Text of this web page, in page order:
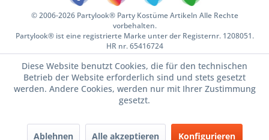
© 2006-2026 Partylook® Party Kostüme Artikeln Alle Rechte
vorbehalten.
Partylook® ist eine registrierte Marke unter der Registernr. 1208051.
HR nr. 65416724
Diese Website benutzt Cookies, die für den technischen
Betrieb der Website erforderlich sind und stets gesetzt
werden. Andere Cookies, werden nur mit Ihrer Zustimmung
gesetzt.
Ablehnen Alle akzeptieren Konfigurieren